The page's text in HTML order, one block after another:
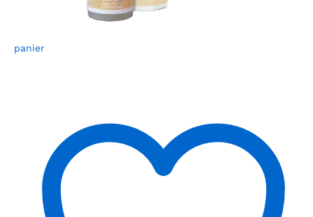
panier